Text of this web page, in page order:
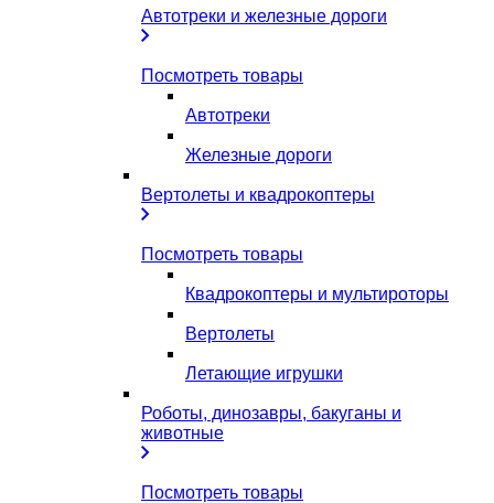
Автотреки и железные дороги
Посмотреть товары
Автотреки
Железные дороги
Вертолеты и квадрокоптеры
Посмотреть товары
Квадрокоптеры и мультироторы
Вертолеты
Летающие игрушки
Роботы, динозавры, бакуганы и
животные
Посмотреть товары